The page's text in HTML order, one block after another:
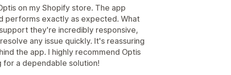
on my Shopify store. The app
performs exactly as expected. What
they're incredibly responsive,
any issue quickly. It's reassuring
the app. I highly recommend Optis
a dependable solution!